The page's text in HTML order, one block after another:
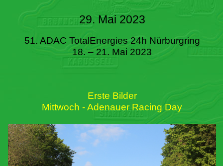
29. Mai 2023
51. ADAC TotalEnergies 24h Nürburgring
18. – 21. Mai 2023
Erste Bilder
Mittwoch - Adenauer Racing Day